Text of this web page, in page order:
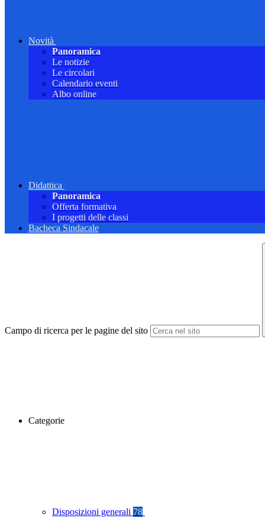
Novità
Panoramica
Le notizie
Le circolari
Calendario eventi
Albo online
Didattica
Panoramica
Offerta formativa
I progetti delle classi
Bacheca Sindacale
Campo di ricerca per le pagine del sito
Categorie
Disposizioni generali 78